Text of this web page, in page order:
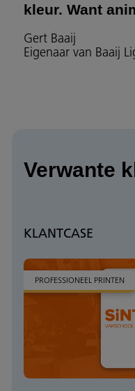
kleur. Want
Gert Baaij
Eigenaar van Baaij
Verwante
KLANTCASE
PROFESSIONEEL PRINTEN